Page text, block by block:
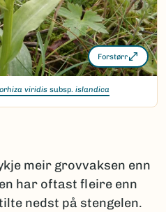
Forstørr
viridis subsp. islandica
meir grovvaksen enn
har oftast fleire enn
nedst på stengelen.